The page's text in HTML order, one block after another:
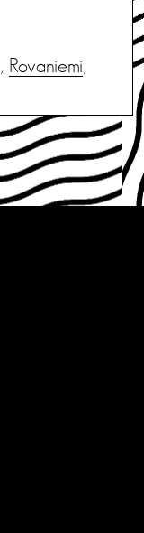
, Rovaniemi,